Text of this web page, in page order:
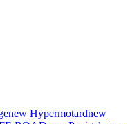
new Hypermotardnew